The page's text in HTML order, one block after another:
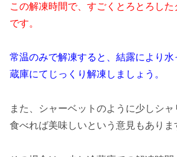
この解凍時間で、すごくとろとろした
です。
常温のみで解凍すると、結露により
蔵庫にてじっくり解凍しましょう。
また、シャーベットのように少しシ
食べれば美味しいという意見もありま